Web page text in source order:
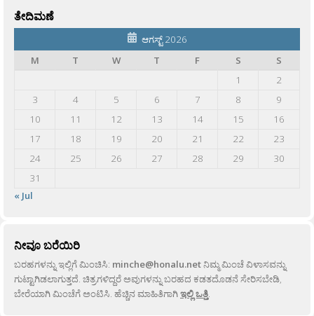
ತೇದಿಮಣೆ
ಆಗಸ್ಟ್ 2026
M
T W T F S
S
1
2
3
4 5 6 7 8
9
10
11 12 13 14 15
16
17
18 19 20 21 22
23
24
25 26 27 28 29
30
31
« Jul
ನೀವೂ ಬರೆಯಿರಿ
ಬರಹಗಳನ್ನು ಇಲ್ಲಿಗೆ ಮಿಂಚಿಸಿ: minche@honalu.netನಿಮ್ಮ ಮಿಂಚೆ ವಿಳಾಸವನ್ನು
ಗುಟ್ಟಾಗಿಡಲಾಗುತ್ತದೆ. ಚಿತ್ರಗಳಿದ್ದರೆ ಅವುಗಳನ್ನು ಬರಹದ ಕಡತದೊಡನೆ ಸೇರಿಸಬೇಡಿ,
ಬೇರೆಯಾಗಿ ಮಿಂಚೆಗೆ ಅಂಟಿಸಿ. ಹೆಚ್ಚಿನ ಮಾಹಿತಿಗಾಗಿಇಲ್ಲಿ ಒತ್ತಿ